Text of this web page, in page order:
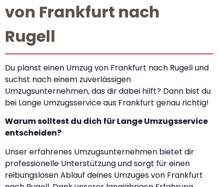
von Frankfurt nach
Rugell
Du planst einen Umzug von Frankfurt nach Rugell und
suchst nach einem zuverlässigen
Umzugsunternehmen, das dir dabei hilft? Dann bist du
bei Lange Umzugsservice aus Frankfurt genau richtig!
Warum solltest du dich für Lange Umzugsservice
entscheiden?
Unser erfahrenes Umzugsunternehmen bietet dir
professionelle Unterstützung und sorgt für einen
reibungslosen Ablauf deines Umzuges von Frankfurt